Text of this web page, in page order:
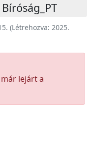
(Létrehozva: 2025.
lejárt a